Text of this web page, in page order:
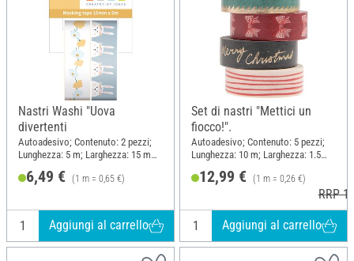
Nastri Washi "Uova
divertenti
Autoadesivo; Contenuto: 2 pezzi;
Lunghezza: 5 m; Larghezza: 15 mm;
6,49 € (1 m = 0,65 €)
Aggiungi al carrello
Set di nastri "Mettici un
fiocco!".
Autoadesivo; Contenuto: 5 pezzi;
Lunghezza: 10 m; Larghezza: 1.5
12,99 € (1 m = 0,26 €)
RRP
Aggiungi al carrello